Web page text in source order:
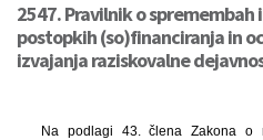
2547. Pravilnik o
postopkih (so)financiranja in
izvajanja raziskovalne
Na podlagi 43. člena Zakona o